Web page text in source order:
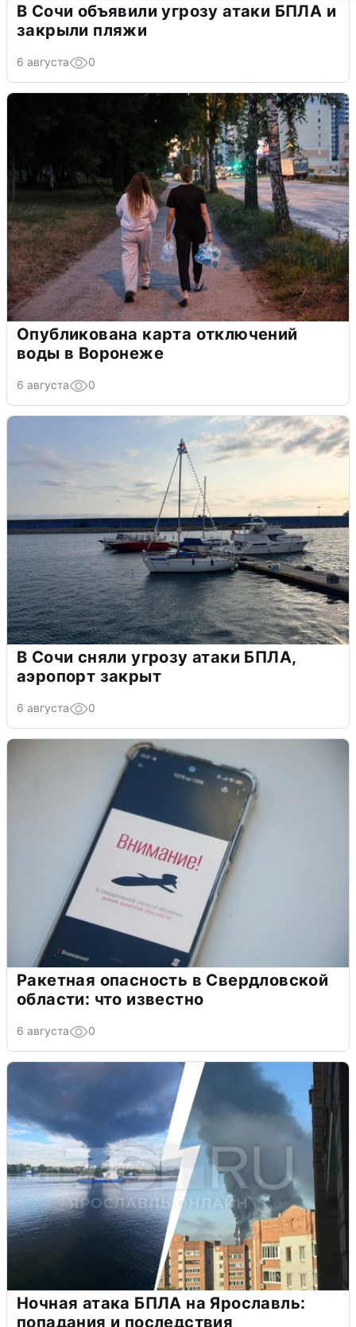
В Сочи объявили угрозу атаки БПЛА и
закрыли пляжи
6 августа 0
Опубликована карта отключений
воды в Воронеже
6 августа 0
В Сочи сняли угрозу атаки БПЛА,
аэропорт закрыт
6 августа 0
Ракетная опасность в Свердловской
области: что известно
6 августа 0
Ночная атака БПЛА на Ярославль:
попадания и последствия